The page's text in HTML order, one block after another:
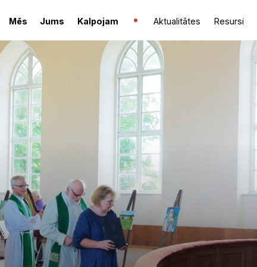
Mēs Jums Kalpojam Aktualitātes Resursi